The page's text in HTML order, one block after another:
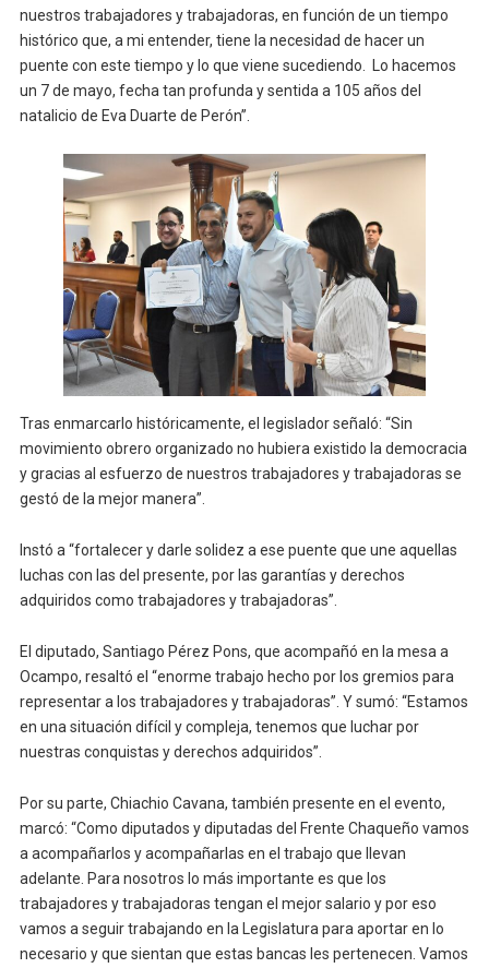
nuestros trabajadores y trabajadoras, en función de un tiempo
histórico que, a mi entender, tiene la necesidad de hacer un
puente con este tiempo y lo que viene sucediendo. Lo hacemos
un 7 de mayo, fecha tan profunda y sentida a 105 años del
natalicio de Eva Duarte de Perón”.
Tras enmarcarlo históricamente, el legislador señaló: “Sin
movimiento obrero organizado no hubiera existido la democracia
y gracias al esfuerzo de nuestros trabajadores y trabajadoras se
gestó de la mejor manera”.
Instó a “fortalecer y darle solidez a ese puente que une aquellas
luchas con las del presente, por las garantías y derechos
adquiridos como trabajadores y trabajadoras”.
El diputado, Santiago Pérez Pons, que acompañó en la mesa a
Ocampo, resaltó el “enorme trabajo hecho por los gremios para
representar a los trabajadores y trabajadoras”. Y sumó: “Estamos
en una situación difícil y compleja, tenemos que luchar por
nuestras conquistas y derechos adquiridos”.
Por su parte, Chiachio Cavana, también presente en el evento,
marcó: “Como diputados y diputadas del Frente Chaqueño vamos
a acompañarlos y acompañarlas en el trabajo que llevan
adelante. Para nosotros lo más importante es que los
trabajadores y trabajadoras tengan el mejor salario y por eso
vamos a seguir trabajando en la Legislatura para aportar en lo
necesario y que sientan que estas bancas les pertenecen. Vamos